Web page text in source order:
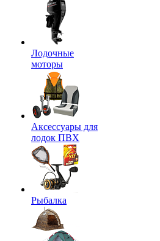
Лодочные
моторы
Аксессуары для
лодок ПВХ
Рыбалка